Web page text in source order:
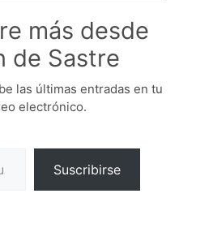
más desde
de Sastre
las últimas entradas en tu
electrónico.
Suscribirse